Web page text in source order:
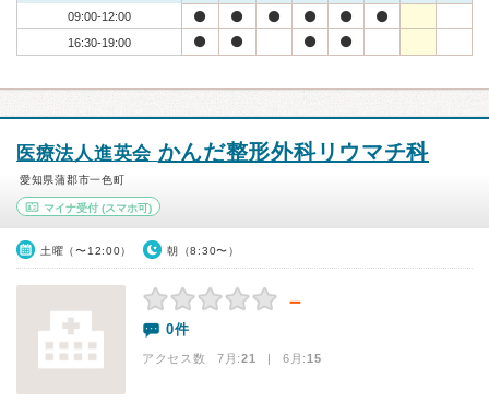
09:00-12:00
16:30-19:00
医療法人進英会 かんだ整形外科リウマチ科
愛知県蒲郡市一色町
マイナ受付 (スマホ可)
土曜（〜12:00） 朝（8:30〜）
－
0件
アクセス数 7月:21 | 6月:15